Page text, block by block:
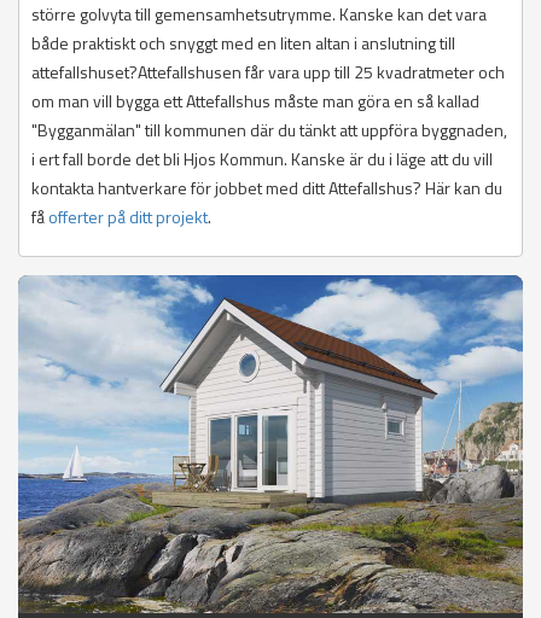
större golvyta till gemensamhetsutrymme. Kanske kan det vara
både praktiskt och snyggt med en liten altan i anslutning till
attefallshuset?Attefallshusen får vara upp till 25 kvadratmeter och
om man vill bygga ett Attefallshus måste man göra en så kallad
"Bygganmälan" till kommunen där du tänkt att uppföra byggnaden,
i ert fall borde det bli Hjos Kommun. Kanske är du i läge att du vill
kontakta hantverkare för jobbet med ditt Attefallshus? Här kan du
fåofferter på ditt projekt.